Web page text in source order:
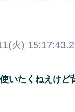
火)
いたくねえけ